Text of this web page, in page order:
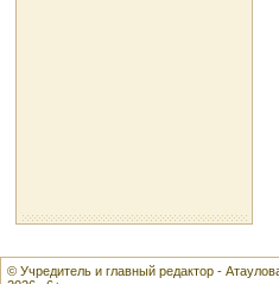
© Учредитель и главный редактор -